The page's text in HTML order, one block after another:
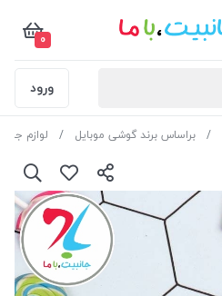
0
ورود
براساس برند گوشی موبایل لوازم